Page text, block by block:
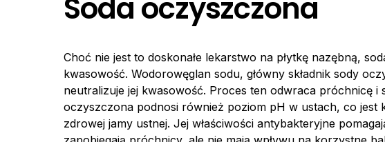
Soda oczyszczona
Choć nie jest to doskonałe lekarstwo na płytkę nazębną,
kwasowość. Wodorowęglan sodu, główny składnik sody
neutralizuje jej kwasowość. Proces ten odwraca próchnicę i
oczyszczona podnosi również poziom pH w ustach, co
zdrowej jamy ustnej. Jej właściwości antybakteryjne